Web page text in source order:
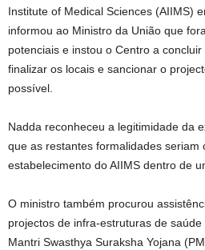
Institute of Medical Sciences (AIIMS)
informou ao Ministro da União que
potenciais e instou o Centro a
finalizar os locais e sancionar o
possível.
Nadda reconheceu a legitimidade da
que as restantes formalidades seriam
estabelecimento do AIIMS dentro de
O ministro também procurou
projectos de infra-estruturas de
Mantri Swasthya Suraksha Yojana